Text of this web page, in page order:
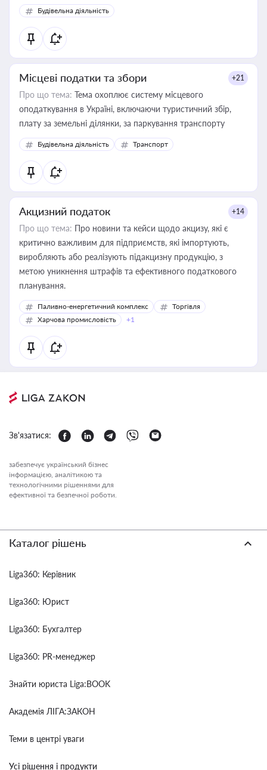
Будівельна діяльність
Місцеві податки та збори +21
Про що тема: Тема охоплює систему місцевого
оподаткування в Україні, включаючи туристичний збір,
плату за земельні ділянки, за паркування транспорту
Будівельна діяльність Транспорт
Акцизний податок +14
Про що тема: Про новини та кейси щодо акцизу, які є
критично важливим для підприємств, які імпортують,
виробляють або реалізують підакцизну продукцію, з
метою уникнення штрафів та ефективного податкового
планування.
Паливно-енергетичний комплекс
Торгівля
Харчова промисловість
+1
Зв'язатися:
забезпечує український бізнес
інформацією, аналітикою та
технологічними рішеннями для
ефективної та безпечної роботи.
Каталог рішень
Liga360: Керівник
Liga360: Юрист
Liga360: Бухгалтер
Liga360: PR-менеджер
Знайти юриста Liga:BOOK
Академія ЛІГА:ЗАКОН
Теми в центрі уваги
Усі рішення і продукти